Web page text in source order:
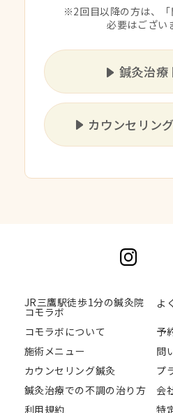
※2回目以降の方は、
必要はござい
鍼灸治療
カウンセリン
JR三鷹駅徒歩1分の鍼灸院
コモラボ
よ
コモラボについて
予
施術メニュー
問
カウンセリング鍼灸
プ
鍼灸治療での不調の治り方
会
利用規約
特